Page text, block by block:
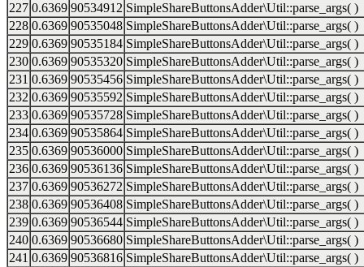
227 0.6369 90534912 SimpleShareButtonsAdder\Util::parse_args( )
228 0.6369 90535048 SimpleShareButtonsAdder\Util::parse_args( )
229 0.6369 90535184 SimpleShareButtonsAdder\Util::parse_args( )
230 0.6369 90535320 SimpleShareButtonsAdder\Util::parse_args( )
231 0.6369 90535456 SimpleShareButtonsAdder\Util::parse_args( )
232 0.6369 90535592 SimpleShareButtonsAdder\Util::parse_args( )
233 0.6369 90535728 SimpleShareButtonsAdder\Util::parse_args( )
234 0.6369 90535864 SimpleShareButtonsAdder\Util::parse_args( )
235 0.6369 90536000 SimpleShareButtonsAdder\Util::parse_args( )
236 0.6369 90536136 SimpleShareButtonsAdder\Util::parse_args( )
237 0.6369 90536272 SimpleShareButtonsAdder\Util::parse_args( )
238 0.6369 90536408 SimpleShareButtonsAdder\Util::parse_args( )
239 0.6369 90536544 SimpleShareButtonsAdder\Util::parse_args( )
240 0.6369 90536680 SimpleShareButtonsAdder\Util::parse_args( )
241 0.6369 90536816 SimpleShareButtonsAdder\Util::parse_args( )